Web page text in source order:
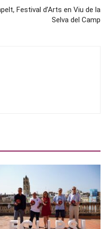
Festival d’Arts en Viu de la
Selva del Camp